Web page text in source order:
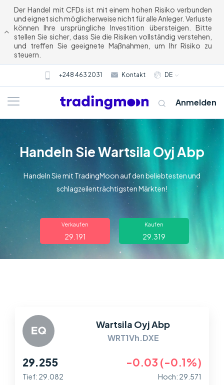
Der Handel mit CFDs ist mit einem hohen Risiko verbunden
und eignet sich möglicherweise nicht für alle Anleger. Verluste
können Ihre ursprüngliche Investition übersteigen. Bitte
stellen Sie sicher, dass Sie die Risiken vollständig verstehen,
und treffen Sie geeignete Maßnahmen, um Ihr Risiko zu
steuern.
+248 463 2031 Kontakt DE
Über uns
Handel
Help Centre
Anmelden
Handeln Sie Wartsila Oyj Abp
Handeln Sie mit TradingMoon auf den beliebtesten und
schlagzeilenträchtigsten Märkten!
Verkaufen
29.191
Kaufen
29.319
Wartsila Oyj Abp
WRT1Vh.DXE
29.255 -0.03 (-0.1%)
Tief: 29.082 Hoch: 29.571